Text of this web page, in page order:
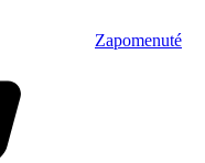
Zapomenuté